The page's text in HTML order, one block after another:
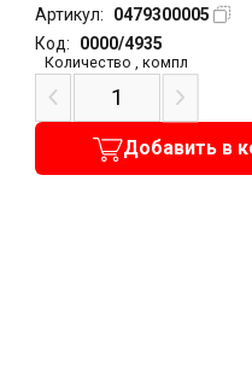
Артикул:
0479300005
Код:
0000/4935
Количество ,компл
Добавить в